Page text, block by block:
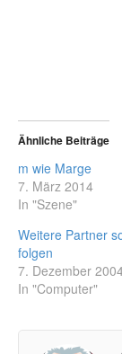
Ähnliche Beiträge
m wie Marge
7. März 2014
In "Szene"
Weitere Partner
folgen
7. Dezember
In "Computer"